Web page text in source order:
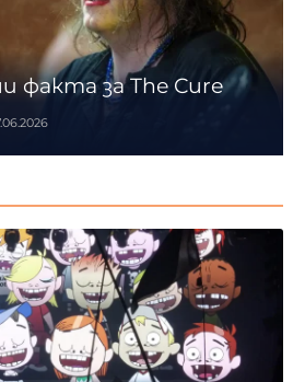
факта за The Cure